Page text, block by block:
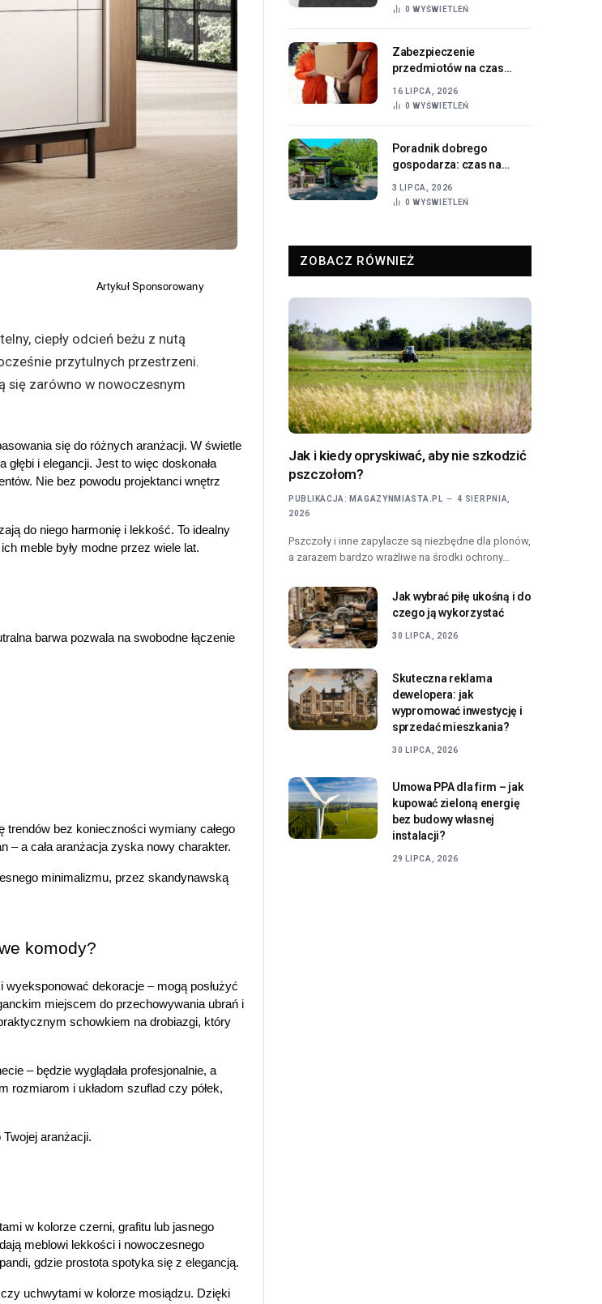
ciepły odcień beżu z nutą
przytulnych przestrzeni.
się zarówno w nowoczesnym
się do różnych aranżacji. W świetle
i elegancji. Jest to więc doskonała
Nie bez powodu projektanci wnętrz
do niego harmonię i lekkość. To idealny
meble były modne przez wiele lat.
barwa pozwala na swobodne łączenie
bez konieczności wymiany całego
– a cała aranżacja zyska nowy charakter.
minimalizmu, przez skandynawską
komody?
dekoracje – mogą posłużyć
miejscem do przechowywania ubrań i
schowkiem na drobiazgi, który
– będzie wyglądała profesjonalnie, a
rozmiarom i układom szuflad czy półek,
aranżacji.
w kolorze czerni, grafitu lub jasnego
meblowi lekkości i nowoczesnego
gdzie prostota spotyka się z elegancją.
uchwytami w kolorze mosiądzu. Dzięki
0WYŚWIETLEŃ
Zabezpieczenie
przedmiotów na czas
pamiętać?
16 LIPCA, 2026
0WYŚWIETLEŃ
Poradnik dobrego
gospodarza: czas na
3 LIPCA, 2026
0WYŚWIETLEŃ
ZOBACZ RÓWNIEŻ
Jak i kiedy opryskiwać, aby nie szkodzić
pszczołom?
PUBLIKACJA: MAGAZYNMIASTA.PL
4 SIERPNIA,
2026
Pszczoły i inne zapylacze są niezbędne dla plonów,
a zarazem bardzo wrażliwe na środki ochrony…
Jak wybrać piłę ukośną i do
czego ją wykorzystać
30 LIPCA, 2026
Skuteczna reklama
dewelopera: jak
wypromować inwestycję i
sprzedać mieszkania?
30 LIPCA, 2026
Umowa PPA dla firm – jak
kupować zieloną energię
bez budowy własnej
instalacji?
29 LIPCA, 2026